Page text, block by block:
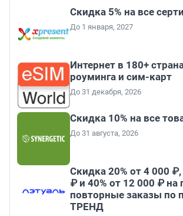
Скидка 5% на все
До 1 января, 2027
Интернет в 180+
роуминга и сим-карт
До 31 декабря, 2026
Скидка 10% на все
До 31 августа, 2026
Скидка 20% от 4 000 ₽,
₽ и 40% от 12 000 ₽ на
повторные заказы по
ТРЕНД